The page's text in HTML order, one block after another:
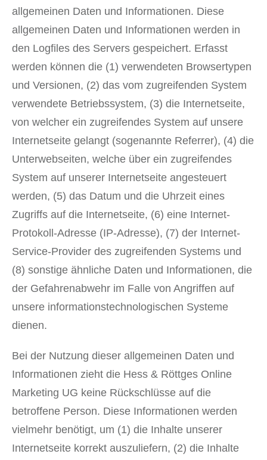
allgemeinen Daten und Informationen. Diese
allgemeinen Daten und Informationen werden in
den Logfiles des Servers gespeichert. Erfasst
werden können die (1) verwendeten Browsertypen
und Versionen, (2) das vom zugreifenden System
verwendete Betriebssystem, (3) die Internetseite,
von welcher ein zugreifendes System auf unsere
Internetseite gelangt (sogenannte Referrer), (4) die
Unterwebseiten, welche über ein zugreifendes
System auf unserer Internetseite angesteuert
werden, (5) das Datum und die Uhrzeit eines
Zugriffs auf die Internetseite, (6) eine Internet-
Protokoll-Adresse (IP-Adresse), (7) der Internet-
Service-Provider des zugreifenden Systems und
(8) sonstige ähnliche Daten und Informationen, die
der Gefahrenabwehr im Falle von Angriffen auf
unsere informationstechnologischen Systeme
dienen.
Bei der Nutzung dieser allgemeinen Daten und
Informationen zieht die Hess & Röttges Online
Marketing UG keine Rückschlüsse auf die
betroffene Person. Diese Informationen werden
vielmehr benötigt, um (1) die Inhalte unserer
Internetseite korrekt auszuliefern, (2) die Inhalte